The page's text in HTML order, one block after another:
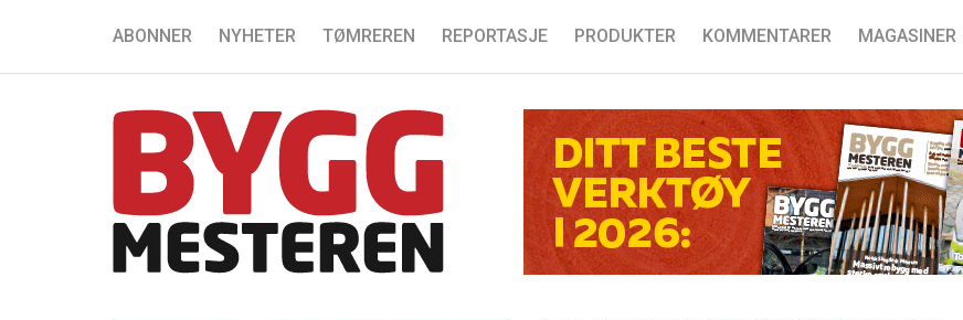
ABONNER NYHETER TØMREREN REPORTASJE PRODUKTER KOMMENTARER MAGASINER